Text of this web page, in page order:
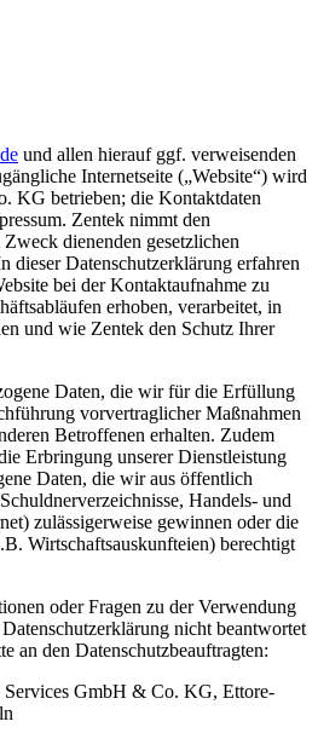
und allen hierauf ggf. verweisenden
Internetseite („Website“) wird
KG betrieben; die Kontaktdaten
Zentek nimmt den
dienenden gesetzlichen
dieser Datenschutzerklärung erfahren
bei der Kontaktaufnahme zu
erhoben, verarbeitet, in
und wie Zentek den Schutz Ihrer
Daten, die wir für die Erfüllung
vorvertraglicher Maßnahmen
Betroffenen erhalten. Zudem
Erbringung unserer Dienstleistung
Daten, die wir aus öffentlich
Handels- und
zulässigerweise gewinnen oder die
Wirtschaftsauskunfteien) berechtigt
oder Fragen zu der Verwendung
nicht beantwortet
an den Datenschutzbeauftragten:
GmbH & Co. KG, Ettore-